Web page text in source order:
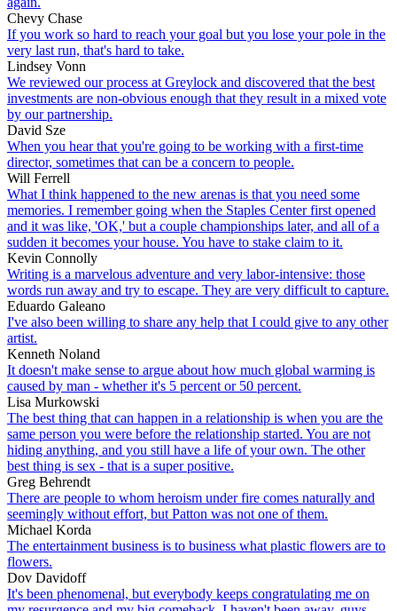
Chevy Chase
If you work so hard to reach your goal but you lose your pole in the
very last run, that's hard to take.
Lindsey Vonn
We reviewed our process at Greylock and discovered that the best
investments are non-obvious enough that they result in a mixed vote
by our partnership.
David Sze
When you hear that you're going to be working with a first-time
director, sometimes that can be a concern to people.
Will Ferrell
What I think happened to the new arenas is that you need some
memories. I remember going when the Staples Center first opened
and it was like, 'OK,' but a couple championships later, and all of a
sudden it becomes your house. You have to stake claim to it.
Kevin Connolly
Writing is a marvelous adventure and very labor-intensive: those
words run away and try to escape. They are very difficult to capture.
Eduardo Galeano
I've also been willing to share any help that I could give to any other
artist.
Kenneth Noland
It doesn't make sense to argue about how much global warming is
caused by man - whether it's 5 percent or 50 percent.
Lisa Murkowski
The best thing that can happen in a relationship is when you are the
same person you were before the relationship started. You are not
hiding anything, and you still have a life of your own. The other
best thing is sex - that is a super positive.
Greg Behrendt
There are people to whom heroism under fire comes naturally and
seemingly without effort, but Patton was not one of them.
Michael Korda
The entertainment business is to business what plastic flowers are to
flowers.
Dov Davidoff
It's been phenomenal, but everybody keeps congratulating me on